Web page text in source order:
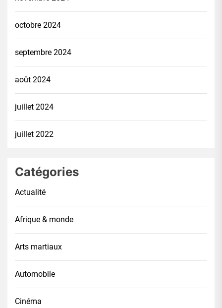
octobre 2024
septembre 2024
août 2024
juillet 2024
juillet 2022
Catégories
Actualité
Afrique & monde
Arts martiaux
Automobile
Cinéma